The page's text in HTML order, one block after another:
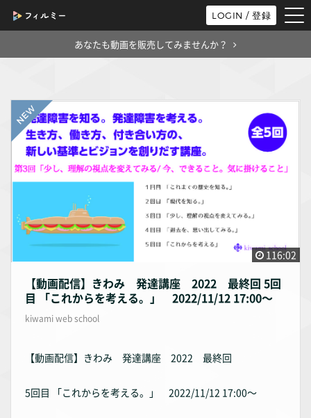
LOGIN / 登録
あなたも動画を販売してみませんか？
116:02
【動画配信】きわみ 発達講座 2022 最終回 5回
目 「これからを考える。」 2022/11/12 17:00〜
kiwami web school
【動画配信】きわみ 発達講座 2022 最終回
5回目 「これからを考える。」 2022/11/12 17:00〜